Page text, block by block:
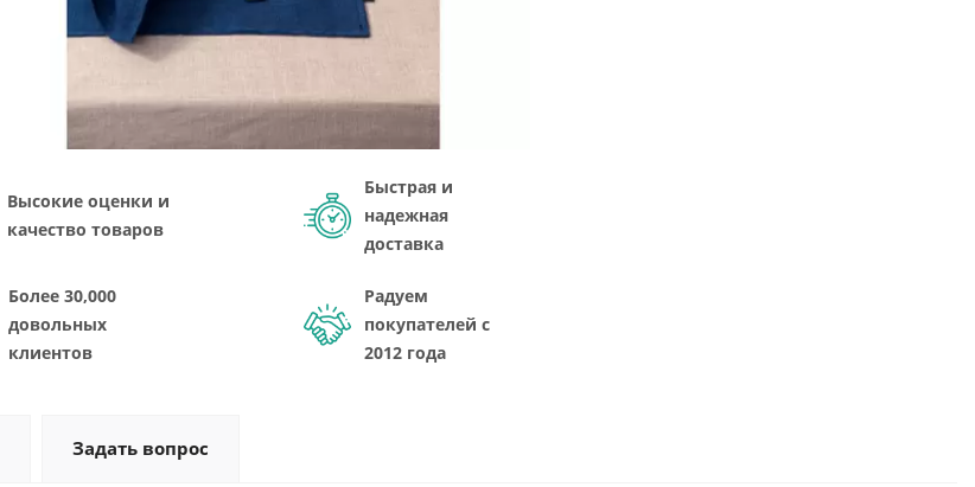
Высокие оценки и
качество товаров
Быстрая и
надежная
доставка
Более 30,000
довольных
клиентов
Радуем
покупателей с
2012 года
Задать вопрос